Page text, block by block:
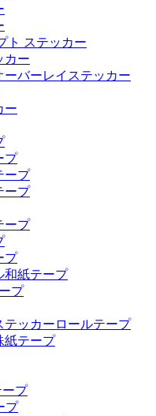
ト ステッカー
カー
バーレイステッカー
ー
プ
ープ
ープ
ープ
プ
和紙テープ
プ
テッカーロールテープ
紙テープ
ープ
プ